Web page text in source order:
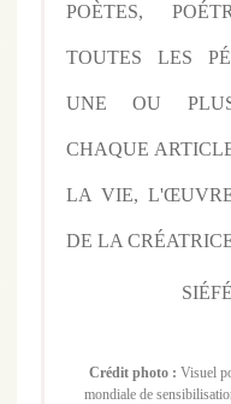
POÈTES,
TOUTES LES
UNE OU
CHAQUE
LA VIE,
DE LA
Crédit photo : Visuel
mondiale de